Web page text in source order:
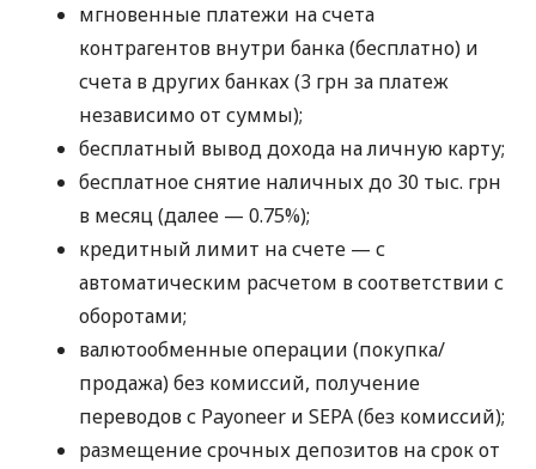
мгновенные платежи на счета
контрагентов внутри банка (бесплатно) и
счета в других банках (3 грн за платеж
независимо от суммы);
бесплатный вывод дохода на личную карту;
бесплатное снятие наличных до 30 тыс. грн
в месяц (далее — 0.75%);
кредитный лимит на счете — с
автоматическим расчетом в соответствии с
оборотами;
валютообменные операции (покупка/
продажа) без комиссий, получение
переводов с Payoneer и SEPA (без комиссий);
размещение срочных депозитов на срок от